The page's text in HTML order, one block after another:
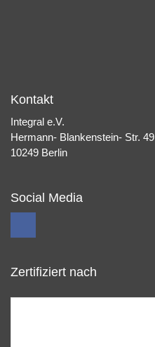
Kontakt
Integral e.V.
Hermann- Blankenstein- Str. 49
10249 Berlin
Social Media
Zertifiziert nach